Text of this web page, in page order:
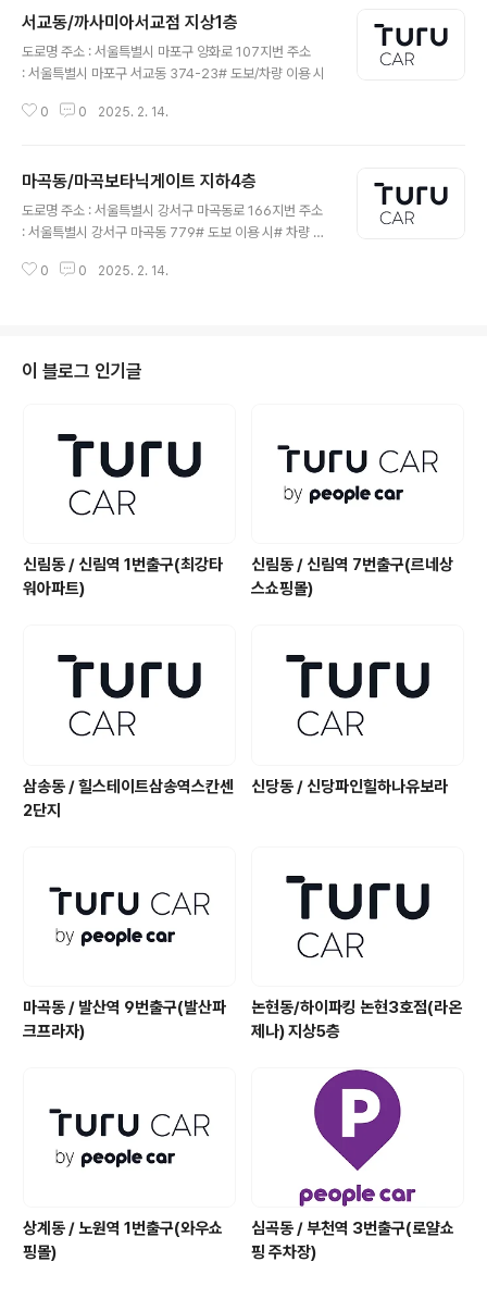
서교동/까사미아서교점 지상1층
도로명 주소 : 서울특별시 마포구 양화로 107지번 주소
: 서울특별시 마포구 서교동 374-23# 도보/차량 이용 시
0 0 2025. 2. 14.
마곡동/마곡보타닉게이트 지하4층
도로명 주소 : 서울특별시 강서구 마곡동로 166지번 주소
: 서울특별시 강서구 마곡동 779# 도보 이용 시# 차량 이
0 0 2025. 2. 14.
이 블로그 인기글
신림동 / 신림역 1번출구(최강타
워아파트)
신림동 / 신림역 7번출구(르네상
스쇼핑몰)
삼송동 / 힐스테이트삼송역스칸센
2단지
신당동 / 신당파인힐하나유보라
마곡동 / 발산역 9번출구(발산파
크프라자)
논현동/하이파킹 논현3호점(라온
제나) 지상5층
상계동 / 노원역 1번출구(와우쇼
핑몰)
심곡동 / 부천역 3번출구(로얄쇼
핑 주차장)